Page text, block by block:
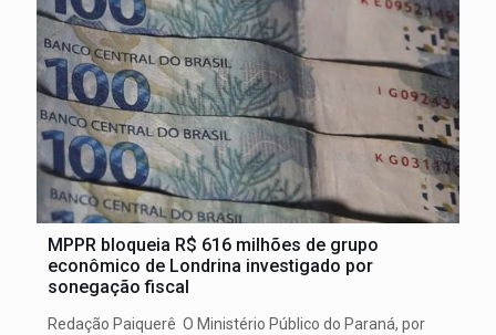
MPPR bloqueia R$ 616 milhões de grupo
econômico de Londrina investigado por
sonegação fiscal
Redação Paiquerê O Ministério Público do Paraná, por